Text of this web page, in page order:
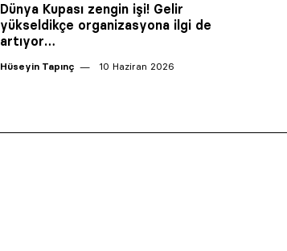
Dünya Kupası zengin işi! Gelir
yükseldikçe organizasyona ilgi de
artıyor…
Hüseyin Tapınç 10 Haziran 2026